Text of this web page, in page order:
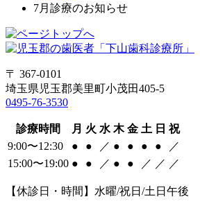
7月診療のお知らせ
〒 367-0101
埼玉県児玉郡美里町小茂田405-5
0495-76-3530
診療時間 月 火 水 木 金 土 日 祝
9:00〜12:30
● ● ／ ● ● ● ●
／
15:00〜19:00 ● ● ／ ● ● ／ ／ ／
【休診日・時間】水曜/祝日/土日午後